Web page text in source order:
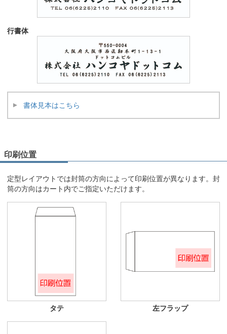
行書体
書体見本はこちら
印刷位置
定型レイアウトでは封筒の方向によって印刷位置が異なります。封
筒の方向はカート内でご指定いただけます。
タテ 左フラップ